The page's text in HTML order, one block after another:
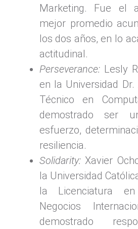
Marketing. Fue el
mejor promedio
los dos años, en lo
actitudinal.
Perseverance: Lesly
en la Universidad Dr.
Técnico en
demostrado ser
esfuerzo,
resiliencia.
Solidarity:Xavier
la Universidad
la Licenciatura
Negocios
demostrado